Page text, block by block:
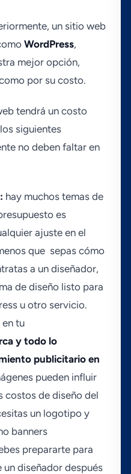
un sitio web
WordPress,
mejor opción,
por su costo.
tendrá un costo
siguientes
no deben faltar en
hay muchos temas de
es
ajuste en el
que sepas cómo
a un diseñador,
de diseño listo para
u otro servicio.
tu
y todo lo
publicitario en
pueden influir
costos de diseño del
un logotipo y
banners
prepararte para
diseñador después